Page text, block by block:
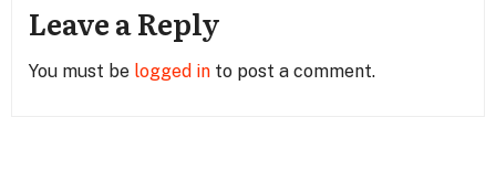
Leave a Reply
You must be logged in to post a comment.